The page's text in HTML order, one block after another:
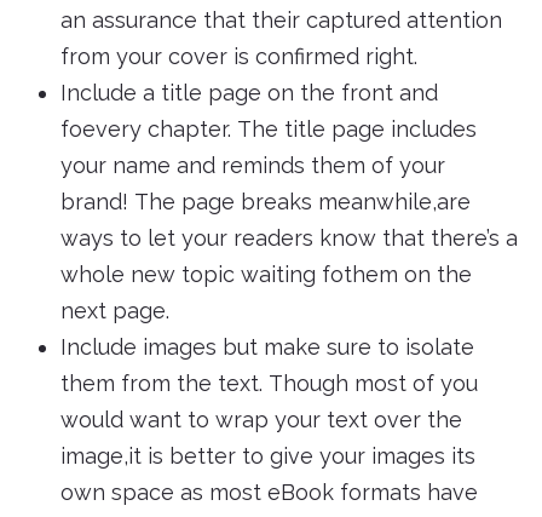
an assurance that their captured attention
from your cover is confirmed right.
Include a title page on the front and
foevery chapter. The title page includes
your name and reminds them of your
brand! The page breaks meanwhile,are
ways to let your readers know that there’s a
whole new topic waiting fothem on the
next page.
Include images but make sure to isolate
them from the text. Though most of you
would want to wrap your text over the
image,it is better to give your images its
own space as most eBook formats have